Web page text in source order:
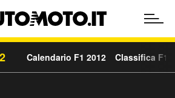
Calendario F1 2012 Classifica F1